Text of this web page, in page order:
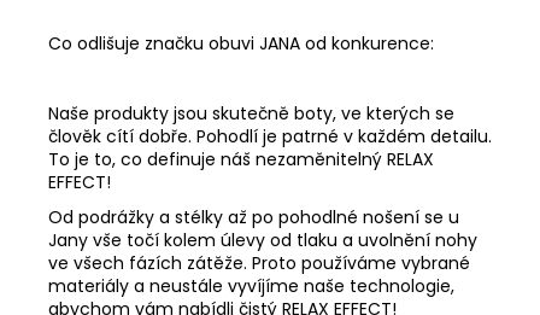
Co odlišuje značku obuvi JANA od konkurence:
Naše produkty jsou skutečně boty, ve kterých se
člověk cítí dobře. Pohodlí je patrné v každém detailu.
To je to, co definuje náš nezaměnitelný RELAX
EFFECT!
Od podrážky a stélky až po pohodlné nošení se u
Jany vše točí kolem úlevy od tlaku a uvolnění nohy
ve všech fázích zátěže. Proto používáme vybrané
materiály a neustále vyvíjíme naše technologie,
abychom vám nabídli čistý RELAX EFFECT!